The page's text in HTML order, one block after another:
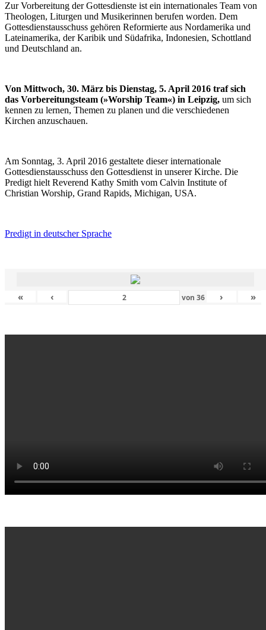
Zur Vorbereitung der Gottesdienste ist ein internationales Team von
Theologen, Liturgen und Musikerinnen berufen worden. Dem
Gottesdienstausschuss gehören Reformierte aus Nordamerika und
Lateinamerika, der Karibik und Südafrika, Indonesien, Schottland
und Deutschland an.
Von Mittwoch, 30. März bis Dienstag, 5. April 2016 traf sich
das Vorbereitungsteam (»Worship Team«) in Leipzig, um sich
kennen zu lernen, Themen zu planen und die verschiedenen
Kirchen anzuschauen.
Am Sonntag, 3. April 2016 gestaltete dieser internationale
Gottesdienstausschuss den Gottesdienst in unserer Kirche. Die
Predigt hielt Reverend Kathy Smith vom Calvin Institute of
Christian Worship, Grand Rapids, Michigan, USA.
Predigt in deutscher Sprache
« ‹ von36 › »